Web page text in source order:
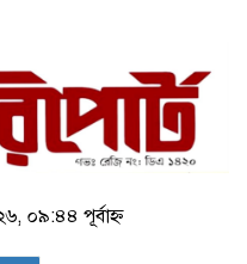
০৯:৪৪ পূর্বাহ্ন